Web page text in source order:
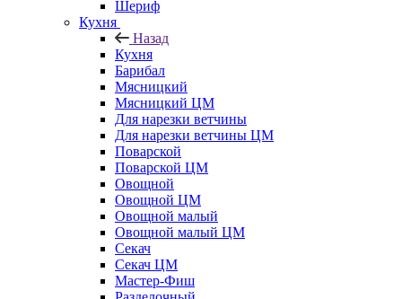
Шериф
Кухня
Назад
Кухня
Барибал
Мясницкий
Мясницкий ЦМ
Для нарезки ветчины
Для нарезки ветчины ЦМ
Поварской
Поварской ЦМ
Овощной
Овощной ЦМ
Овощной малый
Овощной малый ЦМ
Секач
Секач ЦМ
Мастер-Фиш